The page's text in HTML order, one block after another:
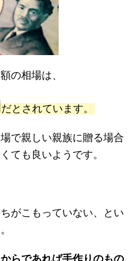
の相場は、
だとされています。
で親しい親族に贈る場合
ても良いようです。
がこもっていない、とい